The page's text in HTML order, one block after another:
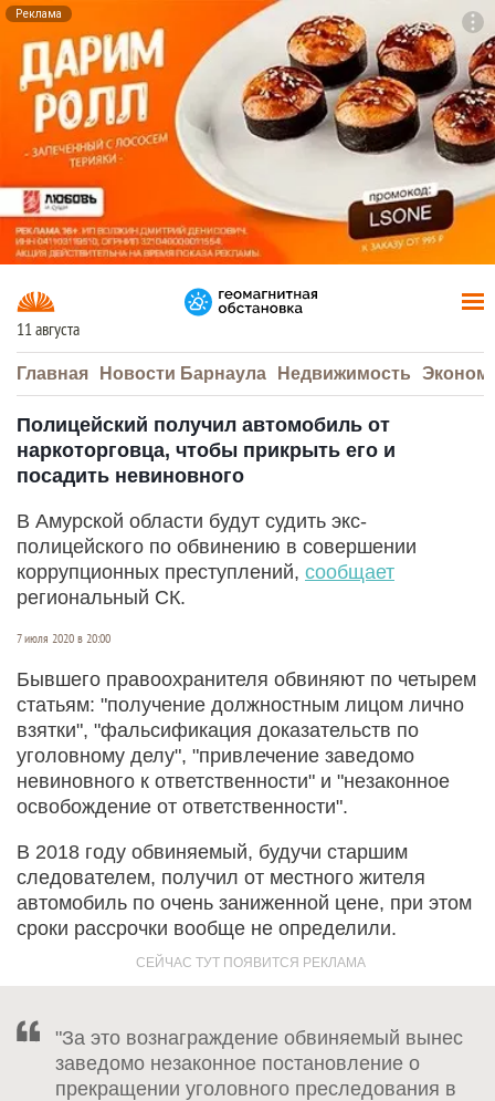
Реклама
11 августа
Главная Новости Барнаула Недвижимость
Полицейский получил автомобиль от
наркоторговца, чтобы прикрыть его и
посадить невиновного
В Амурской области будут судить экс-
полицейского по обвинению в совершении
коррупционных преступлений, сообщает
региональный СК.
7 июля 2020 в 20:00
Бывшего правоохранителя обвиняют по четырем
статьям: "получение должностным лицом лично
взятки", "фальсификация доказательств по
уголовному делу", "привлечение заведомо
невиновного к ответственности" и "незаконное
освобождение от ответственности".
В 2018 году обвиняемый, будучи старшим
следователем, получил от местного жителя
автомобиль по очень заниженной цене, при этом
сроки рассрочки вообще не определили.
"За это вознаграждение обвиняемый вынес
заведомо незаконное постановление о
прекращении уголовного преследования в